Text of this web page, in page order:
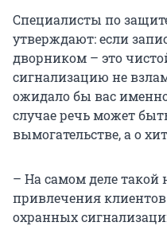
Специалисты по
утверждают: если
дворником – это
сигнализацию не
ожидало бы вас
случае речь может
вымогательстве, а о
– На самом деле такой
привлечения
охранных